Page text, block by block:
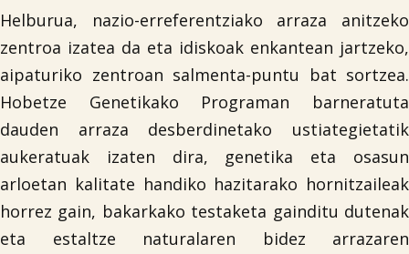
Helburua, nazio-erreferentziako arraza anitzeko
zentroa izatea da eta idiskoak enkantean jartzeko,
aipaturiko zentroan salmenta-puntu bat sortzea.
Hobetze Genetikako Programan barneratuta
dauden arraza desberdinetako ustiategietatik
aukeratuak izaten dira, genetika eta osasun
arloetan kalitate handiko hazitarako hornitzaileak
horrez gain, bakarkako testaketa gainditu dutenak
eta estaltze naturalaren bidez arrazaren